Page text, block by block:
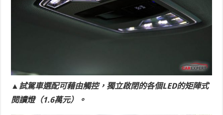
▲試駕車選配可藉由觸控，獨立啟閉的各個LED的矩陣式
閱讀燈（1.6萬元）。